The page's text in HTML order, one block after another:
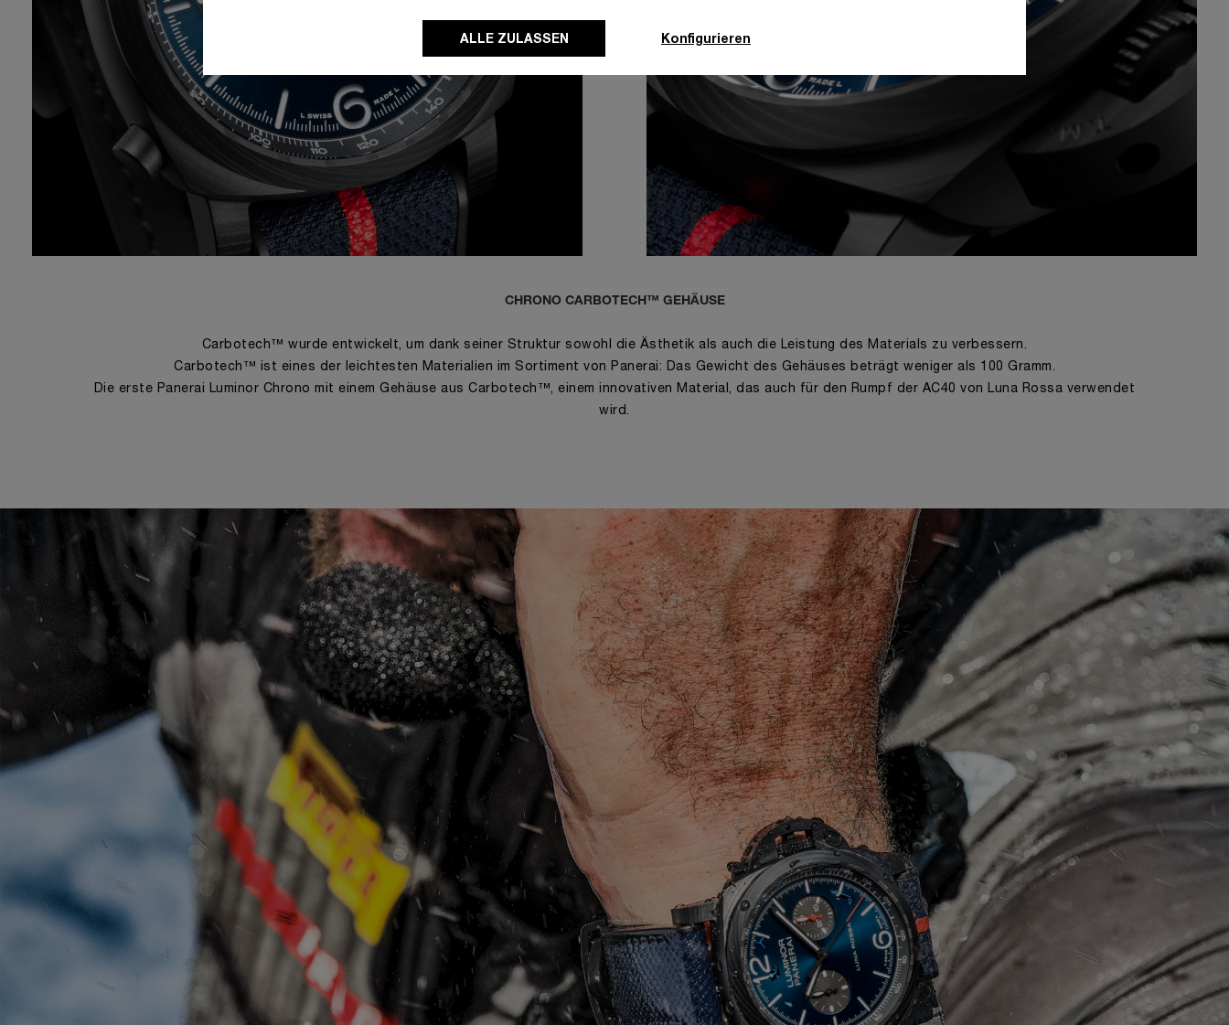
CHRONO CARBOTECH™ GEHÄUSE
Carbotech™ wurde entwickelt, um dank seiner Struktur sowohl die Ästhetik als auch die Leistung des Materials zu verbessern.
Carbotech™ ist eines der leichtesten Materialien im Sortiment von Panerai: Das Gewicht des Gehäuses beträgt weniger als 100 Gramm.
Die erste Panerai Luminor Chrono mit einem Gehäuse aus Carbotech™, einem innovativen Material, das auch für den Rumpf der AC40 von Luna Rossa verwendet
wird.
ALLE ZULASSEN Konfigurieren